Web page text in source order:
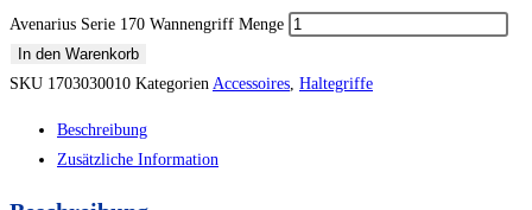
Avenarius Serie 170 Wannengriff Menge
In den Warenkorb
SKU 1703030010 Kategorien Accessoires, Haltegriffe
Beschreibung
Zusätzliche Information